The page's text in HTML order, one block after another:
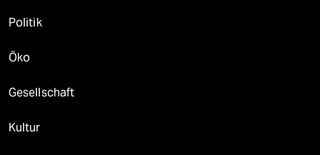
Politik
Öko
Gesellschaft
Kultur